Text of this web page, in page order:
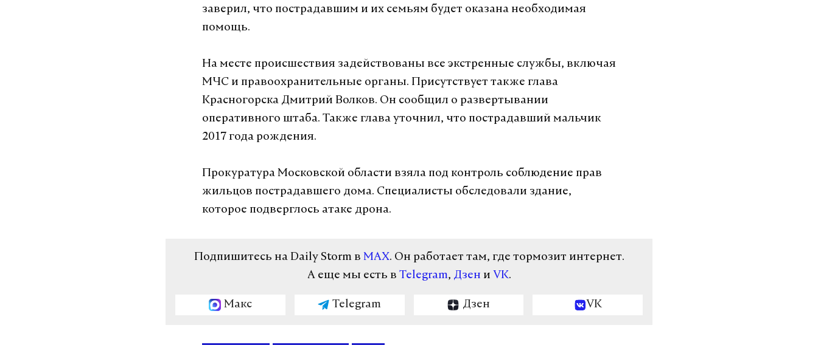
заверил, что пострадавшим и их семьям будет оказана необходимая
помощь.
На месте происшествия задействованы все экстренные службы, включая
МЧС и правоохранительные органы. Присутствует также глава
Красногорска Дмитрий Волков. Он сообщил о развертывании
оперативного штаба. Также глава уточнил, что пострадавший мальчик
2017 года рождения.
Прокуратура Московской области взяла под контроль соблюдение прав
жильцов пострадавшего дома. Специалисты обследовали здание,
которое подверглось атаке дрона.
Подпишитесь на Daily Storm в MAX. Он работает там, где тормозит интернет.
А еще мы есть в Telegram, Дзен и VK.
Макс Telegram Дзен VK